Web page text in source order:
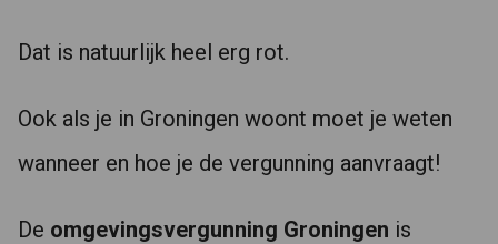
Dat is natuurlijk heel erg rot.
Ook als je in Groningen woont moet je weten
wanneer en hoe je de vergunning aanvraagt!
De omgevingsvergunning Groningen is